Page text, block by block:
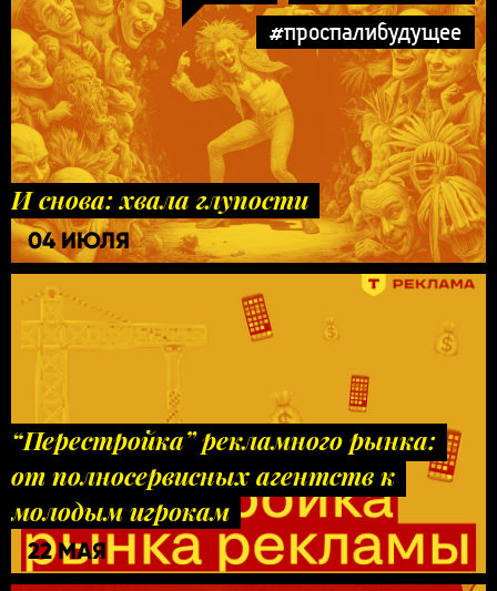
#проспалибудущее
И снова: хвала глупости
04 ИЮЛЯ
“Перестройка” рекламного рынка:
от полносервисных агентств к
молодым игрокам
22 МАЯ